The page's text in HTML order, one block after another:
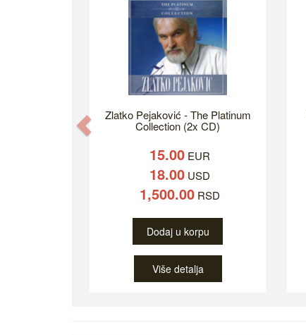
Zlatko Pejaković - The Platinum
Collection (2x CD)
15.00EUR
18.00USD
1,500.00RSD
Dodaj u korpu
Više detalja
Previous